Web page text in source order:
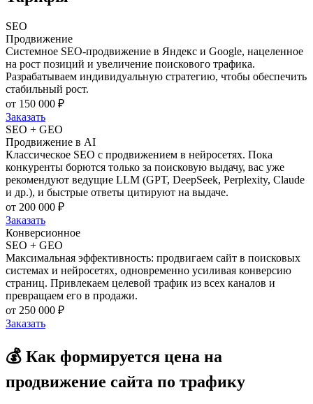
SEO
Продвижение
Системное SEO-продвижение в Яндекс и Google, нацеленное
на рост позиций и увеличение поискового трафика.
Разрабатываем индивидуальную стратегию, чтобы обеспечить
стабильный рост.
от 150 000 ₽
Заказать
SEO + GEO
Продвижение в AI
Классическое SEO с продвижением в нейросетях. Пока
конкуренты борются только за поисковую выдачу, вас уже
рекомендуют ведущие LLM (GPT, DeepSeek, Perplexity, Claude
и др.), и быстрые ответы цитируют на выдаче.
от 200 000 ₽
Заказать
Конверсионное
SEO + GEO
Максимальная эффективность: продвигаем сайт в поисковых
системах и нейросетях, одновременно усиливая конверсию
страниц. Привлекаем целевой трафик из всех каналов и
превращаем его в продажи.
от 250 000 ₽
Заказать
💰 Как формируется цена на
продвижение сайта по трафику